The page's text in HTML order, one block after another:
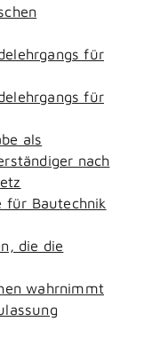
für
für
als
nach
für Bautechnik
die die
wahrnimmt